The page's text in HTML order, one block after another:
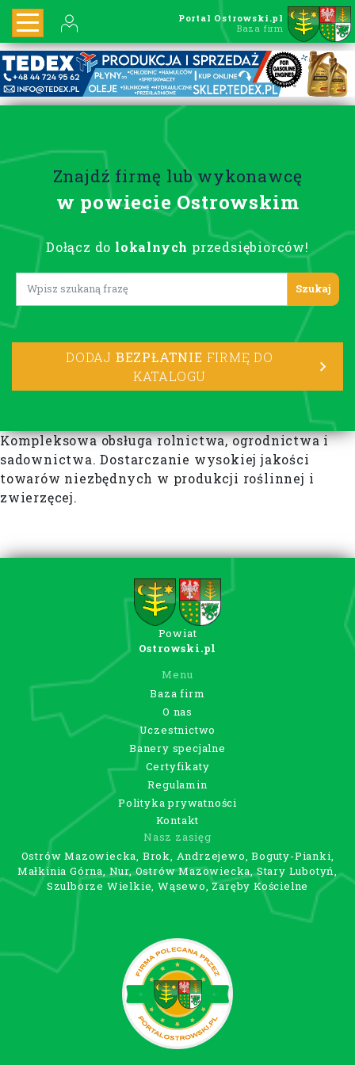
Portal Ostrowski.pl
Baza firm
Znajdź firmę lub wykonawcę
w powiecie Ostrowskim
Dołącz do lokalnych przedsiębiorców!
Lorem ipsum
DODAJ BEZPŁATNIE FIRMĘ DO
KATALOGU
Kompleksowa obsługa rolnictwa, ogrodnictwa i
sadownictwa. Dostarczanie wysokiej jakości
towarów niezbędnych w produkcji roślinnej i
zwierzęcej.
Powiat
Ostrowski.pl
Menu
Baza firm
O nas
Uczestnictwo
Banery specjalne
Certyfikaty
Regulamin
Polityka prywatności
Kontakt
Nasz zasięg
Ostrów Mazowiecka, Brok, Andrzejewo, Boguty-Pianki,
Małkinia Górna, Nur, Ostrów Mazowiecka, Stary Lubotyń,
Szulborze Wielkie, Wąsewo, Zaręby Kościelne